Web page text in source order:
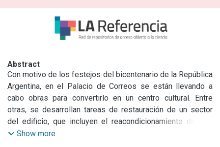
Abstract
Con motivo de los festejos del bicentenario de la República
Argentina, en el Palacio de Correos se están llevando a
cabo obras para convertirlo en un centro cultural. Entre
otras, se desarrollan tareas de restauración de un sector
del edificio, que incluyen el reacondicionamiento de 832
artefactos de iluminación. Estos artefactos, en su gran
Show more